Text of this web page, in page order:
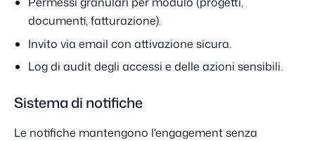
documenti, fatturazione).
Invito via email con attivazione sicura.
Log di audit degli accessi e delle azioni sensibili.
Sistema di notifiche
Le notifiche mantengono l'engagement senza